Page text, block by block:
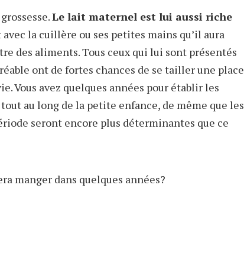
Le lait maternel est lui aussi riche
avec la cuillère ou ses petites mains qu’il aura
des aliments. Tous ceux qui lui sont présentés
ont de fortes chances de se tailler une place
Vous avez quelques années pour établir les
au long de la petite enfance, de même que les
seront encore plus déterminantes que ce
manger dans quelques années?